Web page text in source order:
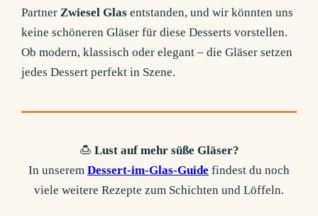
Partner Zwiesel Glas entstanden, und wir könnten uns
keine schöneren Gläser für diese Desserts vorstellen.
Ob modern, klassisch oder elegant – die Gläser setzen
jedes Dessert perfekt in Szene.
🍮 Lust auf mehr süße Gläser?
In unserem Dessert-im-Glas-Guide findest du noch
viele weitere Rezepte zum Schichten und Löffeln.